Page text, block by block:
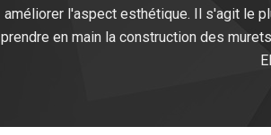
améliorer l'aspect esthétique. Il s'agit le
prendre en main la construction des